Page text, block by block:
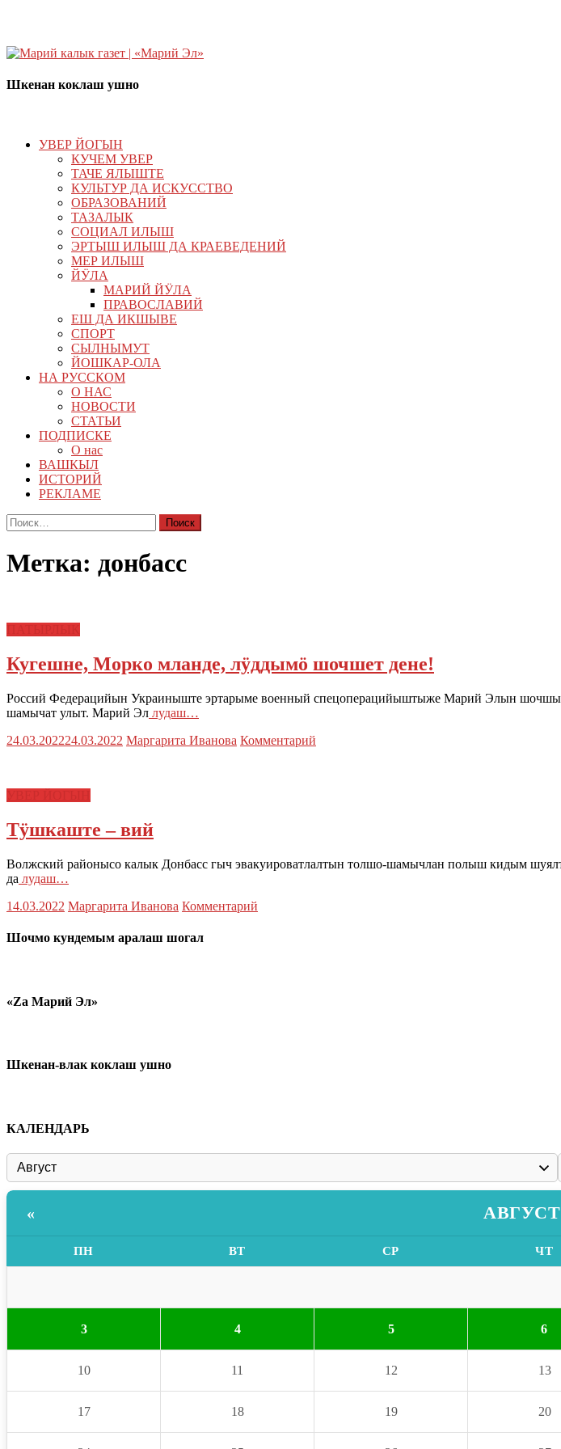
Шкенан коклаш ушно
УВЕР ЙОГЫН
КУЧЕМ УВЕР
ТАЧЕ ЯЛЫШТЕ
КУЛЬТУР ДА ИСКУССТВО
ОБРАЗОВАНИЙ
ТАЗАЛЫК
СОЦИАЛ ИЛЫШ
ЭРТЫШ ИЛЫШ ДА КРАЕВЕДЕНИЙ
МЕР ИЛЫШ
ЙӰЛА
МАРИЙ ЙӰЛА
ПРАВОСЛАВИЙ
ЕШ ДА ИКШЫВЕ
СПОРТ
СЫЛНЫМУТ
ЙОШКАР-ОЛА
НА РУССКОМ
О НАС
НОВОСТИ
СТАТЬИ
ПОДПИСКЕ
О нас
ВАШКЫЛ
ИСТОРИЙ
РЕКЛАМЕ
Найти:
Метка: донбасс
Кугешне, Морко мланде, лÿддымö шочшет дене!
Россий Федерацийын Украиныште эртарыме военный спецоперацийыштыже Марий Элын
шамычат улыт. Марий Эл лудаш…
24.03.202224.03.2022 Маргарита Иванова Комментарий
Тӱшкаште – вий
Волжский районысо калык Донбасс гыч эвакуироватлалтын толшо-шамычлан полыш кидым
да лудаш…
14.03.2022 Маргарита Иванова Комментарий
Шочмо кундемым аралаш шогал
«Zа Марий Эл»
Шкенан-влак коклаш ушно
КАЛЕНДАРЬ
« АВГУСТ
ПН ВТ СР ЧТ
3 4 5 6
10 11 12 13
17 18 19 20